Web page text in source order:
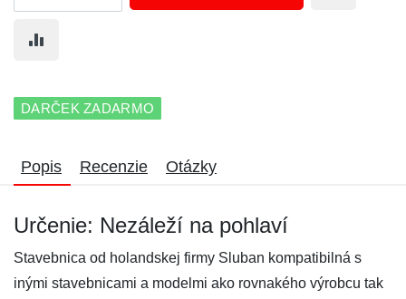
DARČEK ZADARMO
Popis Recenzie Otázky
Určenie: Nezáleží na pohlaví
Stavebnica od holandskej firmy Sluban kompatibilná s
inými stavebnicami a modelmi ako rovnakého výrobcu tak